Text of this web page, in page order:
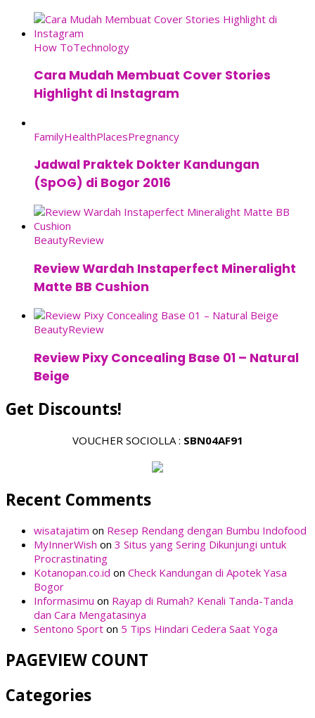
How ToTechnology
Cara Mudah Membuat Cover Stories
Highlight di Instagram
FamilyHealthPlacesPregnancy
Jadwal Praktek Dokter Kandungan
(SpOG) di Bogor 2016
BeautyReview
Review Wardah Instaperfect Mineralight
Matte BB Cushion
BeautyReview
Review Pixy Concealing Base 01 – Natural
Beige
Get Discounts!
VOUCHER SOCIOLLA : SBN04AF91
Recent Comments
wisatajatim on Resep Rendang dengan Bumbu Indofood
MyInnerWish on 3 Situs yang Sering Dikunjungi untuk
Procrastinating
Kotanopan.co.id on Check Kandungan di Apotek Yasa
Bogor
Informasimu on Rayap di Rumah? Kenali Tanda-Tanda
dan Cara Mengatasinya
Sentono Sport on 5 Tips Hindari Cedera Saat Yoga
PAGEVIEW COUNT
Categories